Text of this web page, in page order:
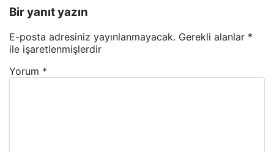
Bir yanıt yazın
E-posta adresiniz yayınlanmayacak. Gerekli alanlar *
ile işaretlenmişlerdir
Yorum *